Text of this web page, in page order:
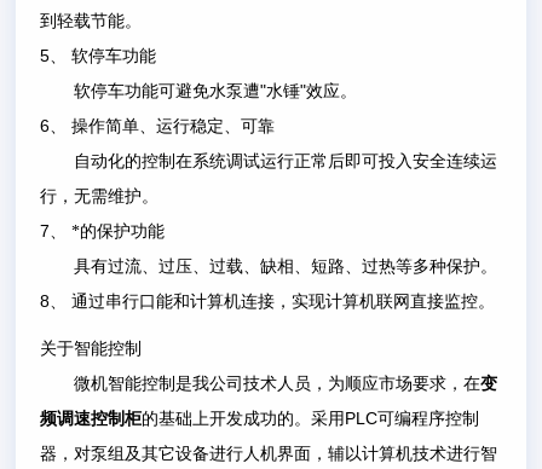
到轻载节能。
5、
软停车功能
软停车功能可避免水泵遭"水锤"效应。
6、
操作简单、运行稳定、可靠
自动化的控制在系统调试运行正常后即可投入安全连续运
行，无需维护。
7、
*的保护功能
具有过流、过压、过载、缺相、短路、过热等多种保护。
8、 通过串行口能和计算机连接，实现计算机联网直接监控。
关于智能控制
微机智能控制是我公司技术人员，为顺应市场要求，在变
频调速控制柜的基础上开发成功的。采用 PLC可编程序控制
器，对泵组及其它设备进行人机界面，辅以计算机技术进行智